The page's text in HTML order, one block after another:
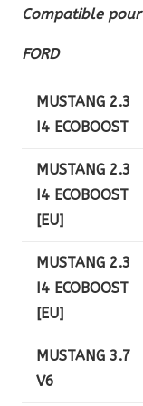
Compatible
FORD
MUSTANG 2.3
I4 ECOBOOST
MUSTANG 2.3
I4 ECOBOOST
[EU]
MUSTANG 2.3
I4 ECOBOOST
[EU]
MUSTANG 3.7
V6